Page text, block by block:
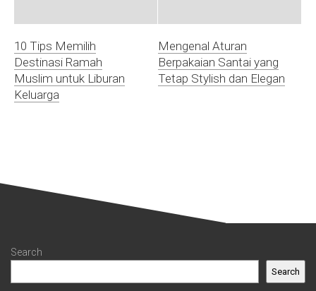
10 Tips Memilih
Destinasi Ramah
Muslim untuk Liburan
Keluarga
Mengenal Aturan
Berpakaian Santai yang
Tetap Stylish dan Elegan
Search
Search